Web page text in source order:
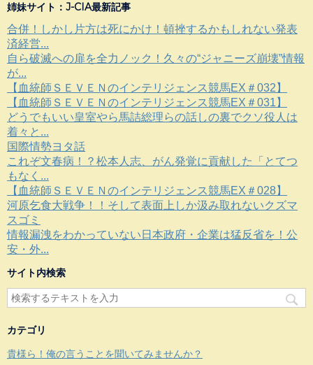
姉妹サイト：J-CIA最新記事
合併！しかし片方は死にかけ！頓挫するかもしれない発表
済経営...
自ら破滅への扉を全力ノック！久々の“ジャニーズ崩壊”情報
が...
【血統師ＳＥＶＥＮのインテリジェンス競馬EX＃032】
【血統師ＳＥＶＥＮのインテリジェンス競馬EX＃031】
どうでもいい皇室やら馬詰総理らの話しの裏でクソ役人は
着々と...
国際情勢ヨタ話
これぞ文春病！？松本人志、がん発覚に貢献した「とてつ
もなく...
【血統師ＳＥＶＥＮのインテリジェンス競馬EX＃028】
河原乞食大戦争！！そして表面上しか汲み取れないクズマ
スゴミ
情報漏洩をわかっていない日本政府・企業は猛反省を！公
安・外...
サイト内検索
カテゴリ
貴様ら！俺の言うことを聞いてみませんか？